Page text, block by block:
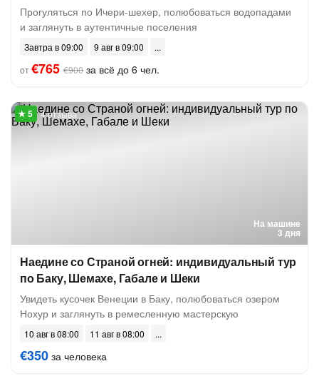
Прогуляться по Ичери-шехер, полюбоваться водопадами
и заглянуть в аутентичные поселения
Завтра в 09:00
9 авг в 09:00
от€765 €900 за всё до 6 чел.
На машине
3 дня
4 отзыва
Наедине со Страной огней: индивидуальный тур
по Баку, Шемахе, Габале и Шеки
Увидеть кусочек Венеции в Баку, полюбоваться озером
Нохур и заглянуть в ремесленную мастерскую
10 авг в 08:00 11 авг в 08:00
€350 за человека